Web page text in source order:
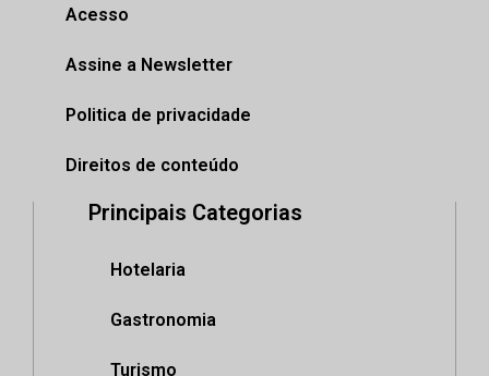
Acesso
Assine a Newsletter
Politica de privacidade
Direitos de conteúdo
Principais Categorias
Hotelaria
Gastronomia
Turismo